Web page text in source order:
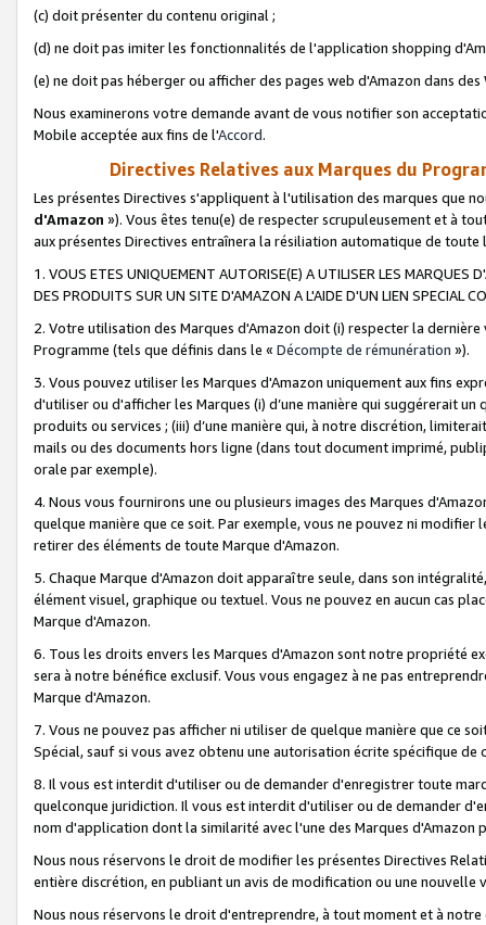
(c) doit présenter du contenu original ;
(d) ne doit pas imiter les fonctionnalités de l'application shopping
(e) ne doit pas héberger ou afficher des pages web d'Amazon dans
Nous examinerons votre demande avant de vous notifier son
Mobile acceptée aux fins de l'Accord.
Directives Relatives aux Marques du
Les présentes Directives s'appliquent à l'utilisation des marques que
d'Amazon »). Vous êtes tenu(e) de respecter scrupuleusement et à
aux présentes Directives entraînera la résiliation automatique de
1. VOUS ETES UNIQUEMENT AUTORISE(E) A UTILISER LES MARQUES
DES PRODUITS SUR UN SITE D'AMAZON A L'AIDE D'UN LIEN SPECIAL
2. Votre utilisation des Marques d'Amazon doit (i) respecter la
Programme (tels que définis dans le « Décompte de rémunération »).
3. Vous pouvez utiliser les Marques d'Amazon uniquement aux fins
d'utiliser ou d'afficher les Marques (i) d’une manière qui suggérerait
produits ou services ; (iii) d’une manière qui, à notre discrétion,
mails ou des documents hors ligne (dans tout document imprimé,
orale par exemple).
4. Nous vous fournirons une ou plusieurs images des Marques
quelque manière que ce soit. Par exemple, vous ne pouvez ni
retirer des éléments de toute Marque d'Amazon.
5. Chaque Marque d'Amazon doit apparaître seule, dans son
élément visuel, graphique ou textuel. Vous ne pouvez en aucun cas
Marque d'Amazon.
6. Tous les droits envers les Marques d'Amazon sont notre propriété
sera à notre bénéfice exclusif. Vous vous engagez à ne pas
Marque d'Amazon.
7. Vous ne pouvez pas afficher ni utiliser de quelque manière que ce
Spécial, sauf si vous avez obtenu une autorisation écrite spécifique de
8. Il vous est interdit d'utiliser ou de demander d'enregistrer toute
quelconque juridiction. Il vous est interdit d'utiliser ou de demander
nom d'application dont la similarité avec l'une des Marques
Nous nous réservons le droit de modifier les présentes Directives
entière discrétion, en publiant un avis de modification ou une nouvelle
Nous nous réservons le droit d'entreprendre, à tout moment et à